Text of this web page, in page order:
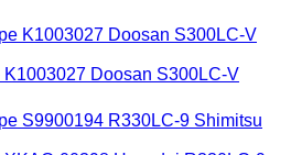
Doosan S300LC-V